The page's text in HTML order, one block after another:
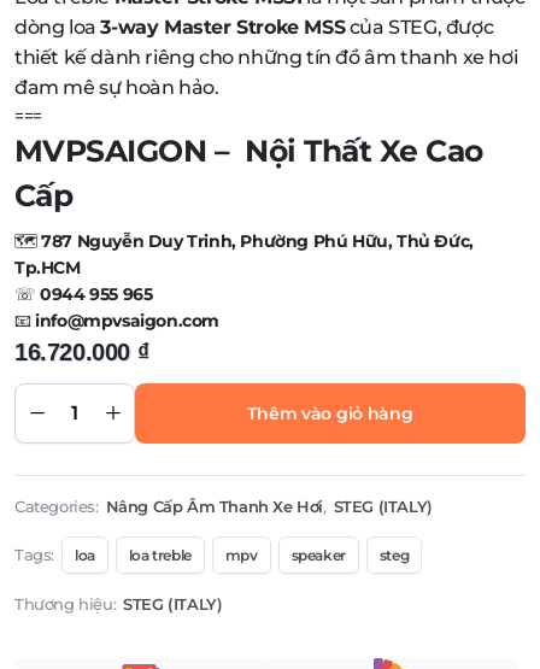
dòng loa3-way Master Stroke MSScủa STEG, được
thiết kế dành riêng cho những tín đồ âm thanh xe hơi
đam mê sự hoàn hảo.
===
MVPSAIGON – Nội Thất Xe Cao
Cấp
🗺️787 Nguyễn Duy Trinh, Phường Phú Hữu, Thủ Đức,
Tp.HCM
☏0944 955 965
📧info@mpvsaigon.com
16.720.000 ₫
Treble
Stroke
MSS1
Thêm vào giỏ hàng
Categories: Nâng Cấp Âm Thanh Xe Hơi, STEG (ITALY)
Tags: loa loa treble mpv speaker steg
Thương hiệu: STEG (ITALY)